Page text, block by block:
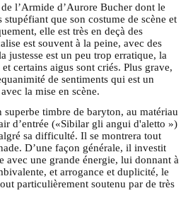
l’Armide d’Aurore Bucher dont le
que son costume de scène et
elle est très en deçà des
est souvent à la peine, avec des
justesse est un peu trop erratique, la
certains aigus sont criés. Plus grave,
de sentiments qui est un
la mise en scène.
superbe timbre de baryton, au matériau
d’entrée («Sibilar gli angui d'aletto »)
sa difficulté. Il se montrera tout
D’une façon générale, il investit
avec une grande énergie, lui donnant à
et arrogance et duplicité, le
particulièrement soutenu par de très